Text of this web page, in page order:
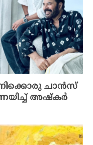
ചാൻസ്
അഷ്കർ